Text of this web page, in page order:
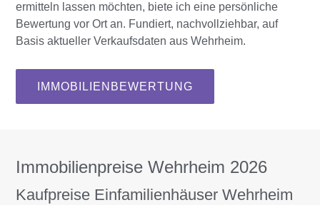
ermitteln lassen möchten, biete ich eine persönliche
Bewertung vor Ort an. Fundiert, nachvollziehbar, auf
Basis aktueller Verkaufsdaten aus Wehrheim.
IMMOBILIENBEWERTUNG
Immobilienpreise Wehrheim 2026
Kaufpreise Einfamilienhäuser Wehrheim